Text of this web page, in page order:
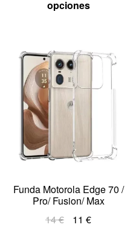
opciones
Funda Motorola Edge 70 /
Pro/ Fusion/ Max
14€ 11 €